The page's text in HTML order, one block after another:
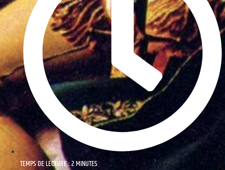
TEMPS DE LECTURE : 2 MINUTES